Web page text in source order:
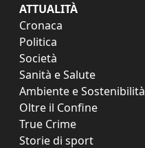
ATTUALITÀ
Cronaca
Politica
Società
Sanità e Salute
Ambiente e Sostenibilità
Oltre il Confine
True Crime
Storie di sport